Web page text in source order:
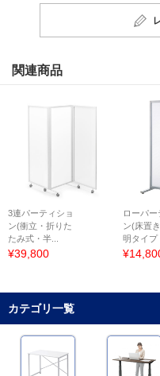
関連商品
3連パーティショ
ン(衝立・折りた
たみ式・半...
¥39,800
ローパー
ン(床置
明タイプ
カテゴリ一覧